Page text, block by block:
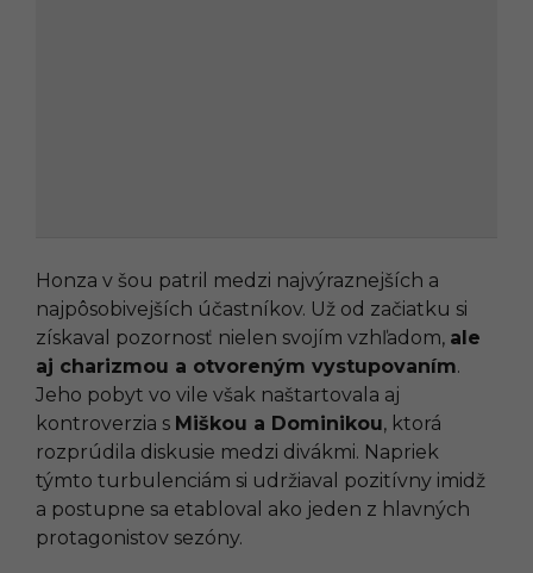
Honza v šou patril medzi najvýraznejších a
najpôsobivejších účastníkov. Už od začiatku si
získaval pozornosť nielen svojím vzhľadom, ale
aj charizmou a otvoreným vystupovaním.
Jeho pobyt vo vile však naštartovala aj
kontroverzia s Miškou a Dominikou, ktorá
rozprúdila diskusie medzi divákmi. Napriek
týmto turbulenciám si udržiaval pozitívny imidž
a postupne sa etabloval ako jeden z hlavných
protagonistov sezóny.